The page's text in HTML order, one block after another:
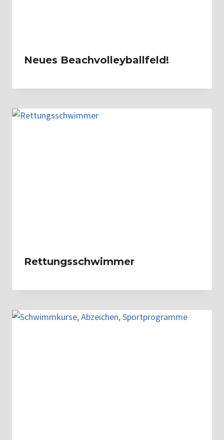
Neues Beachvolleyballfeld!
Rettungsschwimmer